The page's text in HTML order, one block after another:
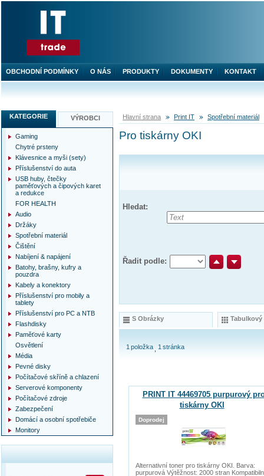
Hlavní strana Print IT Spotřební materiál
Pro tiskárny OKI
Hledat:
Řadit podle:
S Obrázky Tabulkový
1 položka 1 stránka
PRINT IT 44469705 purpurový
tiskárny OKI
Alternativní toner pro tiskárny OKI. Barva:
purpurová Výtěžnost: 2000 stran
Doprodej
KATEGORIE VÝROBCI
Gaming
Chytré prsteny
Klávesnice a myši (sety)
Příslušenství do auta
USB huby, čtečky
paměťových a čipových karet
a redukce
FOR HEALTH
Audio
Držáky
Spotřební materiál
Čištění
Nabíjení & napájení
Batohy, brašny, kufry a
pouzdra
Kabely a konektory
Příslušenství pro mobily a
tablety
Příslušenství pro PC a NTB
Flashdisky
Paměťové karty
Osvětlení
Média
Pevné disky
Počítačové skříně a chlazení
Serverové komponenty
Počítačové zdroje
Zabezpečení
Domácí a osobní spotřebiče
Monitory
OBCHODNÍ PODMÍNKY O NÁS PRODUKTY DOKUMENTY KONTAKT